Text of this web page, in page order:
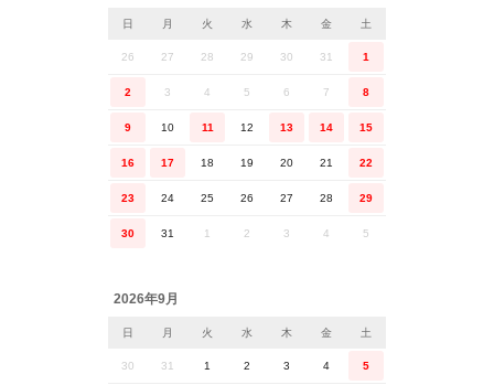
日 月 火 水 木 金 土
26 27 28 29 30 31 1
2 3 4 5 6 7 8
9 10 11 12 13 14 15
16 17 18 19 20 21 22
23 24 25 26 27 28 29
30 31 1 2 3 4 5
2026年9月
日 月 火 水 木 金 土
30 31 1 2 3 4 5